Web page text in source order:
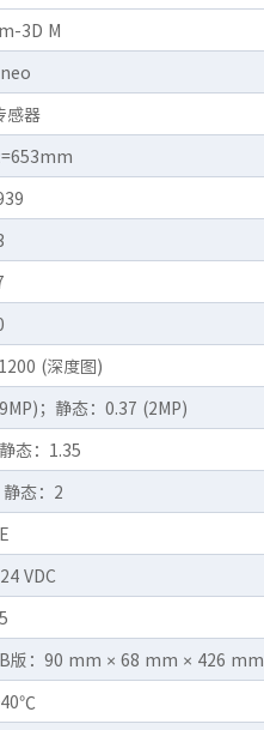
3D M
感器
(深度图)
；静态：0.37 (2MP)
态：1.35
态：2
VDC
版：90 mm × 68 mm × 426 mm